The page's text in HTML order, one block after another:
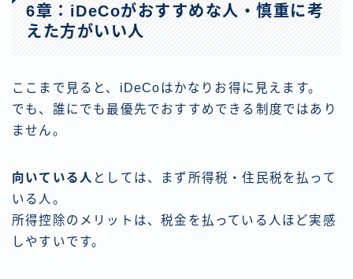
6章：iDeCoがおすすめな人・慎重に考
えた方がいい人
ここまで見ると、iDeCoはかなりお得に見えます。
でも、誰にでも最優先でおすすめできる制度ではあり
ません。
向いている人 としては、まず所得税・住民税を払って
いる人。
所得控除のメリットは、税金を払っている人ほど実感
しやすいです。